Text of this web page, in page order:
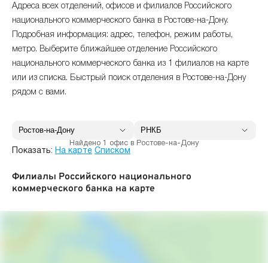
Адреса всех отделений, офисов и филиалов Российского
национального коммерческого банка в Ростове-на-Дону.
Подробная информация: адрес, телефон, режим работы,
метро. Выберите ближайшее отделение Российского
национального коммерческого банка из 1 филиалов на карте
или из списка. Быстрый поиск отделения в Ростове-на-Дону
рядом с вами.
Найдено 1 офис в Ростове-на-Дону
Показать: На карте Списком
Филиалы Российского национального
коммерческого банка на карте